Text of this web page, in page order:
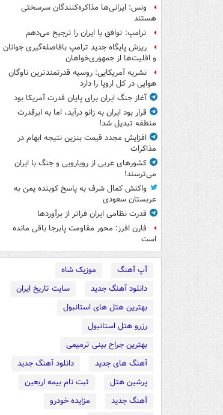
ونس: ایرانی‌ها مذاکره‌کنندگان سرسختی
هستند
ترامپ: توافق با ایران را ترجیح می‌دهم
ریزش پایگاه جدید ترامپ بافاصله‌گیری جوانان
و اقلیت‌ها از جمهوری‌خواهان
نشریه آمریکایی: روسیه قدرتمندترین ناوگان
هوایی در کل اروپا را دارد
آغاز جنگ ایران برای پایان قدرت آمریکا بود
قرار بود ایران به زانو درآید، اما به ابرقدرت
منطقه تبدیل شد!
افزایش مجدد قیمت بنزین نتیجه ابهام در
مذاکرات
کشورهای عربی از رویارویی و جنگ با ایران
می‌ترسند!
واکنش کمال شرف به پاسخ کوبنده یمن به
عربستان سعودی
قدرت نظامی ایران فراتر از برآوردها
فارن افرز: محور مقاومت پابرجا باقی مانده
است
آپ آهنگ
موزیک شاه
دانلود آهنگ جدید
سایت تاریخ ایران
بهترین هتل های استانبول
رزرو هتل استانبول
بهترین جراح بینی ترمیمی
آهنگ های جدید
دانلود آهنگ جدید
پرشین هتل
ثبت نام بیمه اربعین
آهنگ جدید
مزایده خودرو